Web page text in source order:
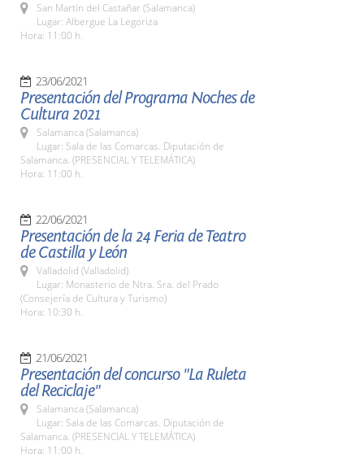
San Martín del Castañar (Salamanca)
Lugar: Albergue La Legoriza
Hora: 11:00 h.
23/06/2021
Presentación del Programa Noches de
Cultura 2021
Salamanca (Salamanca)
Lugar: Sala de las Comarcas. Diputación de
Salamanca. (PRESENCIAL Y TELEMÁTICA)
Hora: 11:00 h.
22/06/2021
Presentación de la 24 Feria de Teatro
de Castilla y León
Valladolid (Valladolid)
Lugar: Monasterio de Ntra. Sra. del Prado
(Consejería de Cultura y Turismo)
Hora: 10:30 h.
21/06/2021
Presentación del concurso "La Ruleta
del Reciclaje"
Salamanca (Salamanca)
Lugar: Sala de las Comarcas. Diputación de
Salamanca. (PRESENCIAL Y TELEMÁTICA)
Hora: 11:00 h.